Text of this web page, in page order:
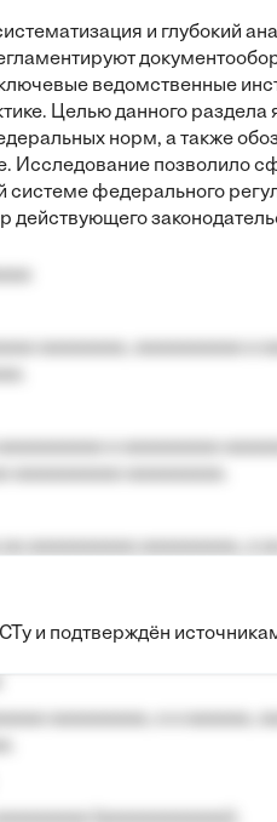
и глубокий
ведомственные
Целью данного
норм, а также
Исследование позволило
системе федерального
действующего
a aaa aaaaaaaaaa aaa, a
и подтверждён